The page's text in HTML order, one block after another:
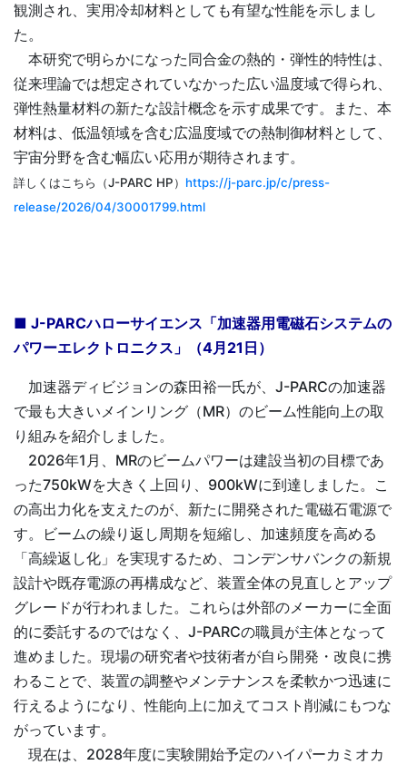
観測され、実用冷却材料としても有望な性能を示しまし
た。
本研究で明らかになった同合金の熱的・弾性的特性は、
従来理論では想定されていなかった広い温度域で得られ、
弾性熱量材料の新たな設計概念を示す成果です。また、本
材料は、低温領域を含む広温度域での熱制御材料として、
宇宙分野を含む幅広い応用が期待されます。
詳しくはこちら（J-PARC HP） https://j-parc.jp/c/press-
release/2026/04/30001799.html
■ J-PARCハローサイエンス「加速器用電磁石システムの
パワーエレクトロニクス」（4月21日）
加速器ディビジョンの森田裕一氏が、J-PARCの加速器
で最も大きいメインリング（MR）のビーム性能向上の取
り組みを紹介しました。
2026年1月、MRのビームパワーは建設当初の目標であ
った750kWを大きく上回り、900kWに到達しました。こ
の高出力化を支えたのが、新たに開発された電磁石電源で
す。ビームの繰り返し周期を短縮し、加速頻度を高める
「高繰返し化」を実現するため、コンデンサバンクの新規
設計や既存電源の再構成など、装置全体の見直しとアップ
グレードが行われました。これらは外部のメーカーに全面
的に委託するのではなく、J-PARCの職員が主体となって
進めました。現場の研究者や技術者が自ら開発・改良に携
わることで、装置の調整やメンテナンスを柔軟かつ迅速に
行えるようになり、性能向上に加えてコスト削減にもつな
がっています。
現在は、2028年度に実験開始予定のハイパーカミオカ